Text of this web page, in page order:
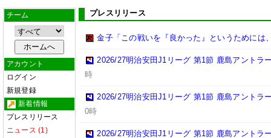
チーム
アカウント
ログイン
新規登録
新着情報
プレスリリース
ニュース (1)
プレスリリース
金子「この戦いを『良かった』というためには
2026/27明治安田J1リーグ 第1節 鹿島アントラ
時
2026/27明治安田J1リーグ 第1節 鹿島アントラ
0時
2026/27明治安田J1リーグ 第1節 鹿島アントラ